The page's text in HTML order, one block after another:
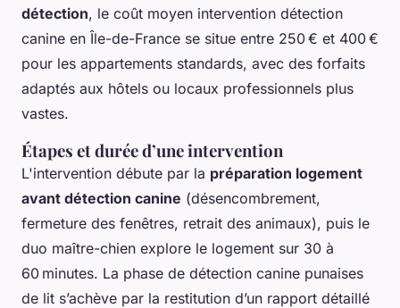
détection, le coût moyen intervention détection
canine en Île-de-France se situe entre 250 € et 400 €
pour les appartements standards, avec des forfaits
adaptés aux hôtels ou locaux professionnels plus
vastes.
Étapes et durée d’une intervention
L'intervention débute par la préparation logement
avant détection canine (désencombrement,
fermeture des fenêtres, retrait des animaux), puis le
duo maître-chien explore le logement sur 30 à
60 minutes. La phase de détection canine punaises
de lit s’achève par la restitution d’un rapport détaillé